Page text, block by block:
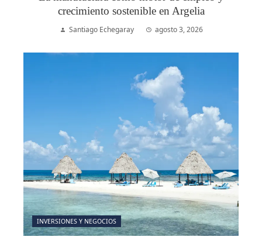
crecimiento sostenible en Argelia
Santiago Echegaray agosto 3, 2026
INVERSIONES Y NEGOCIOS